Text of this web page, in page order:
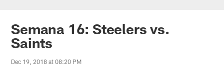
Semana 16: Steelers vs.
Saints
Dec 19, 2018 at 08:20 PM